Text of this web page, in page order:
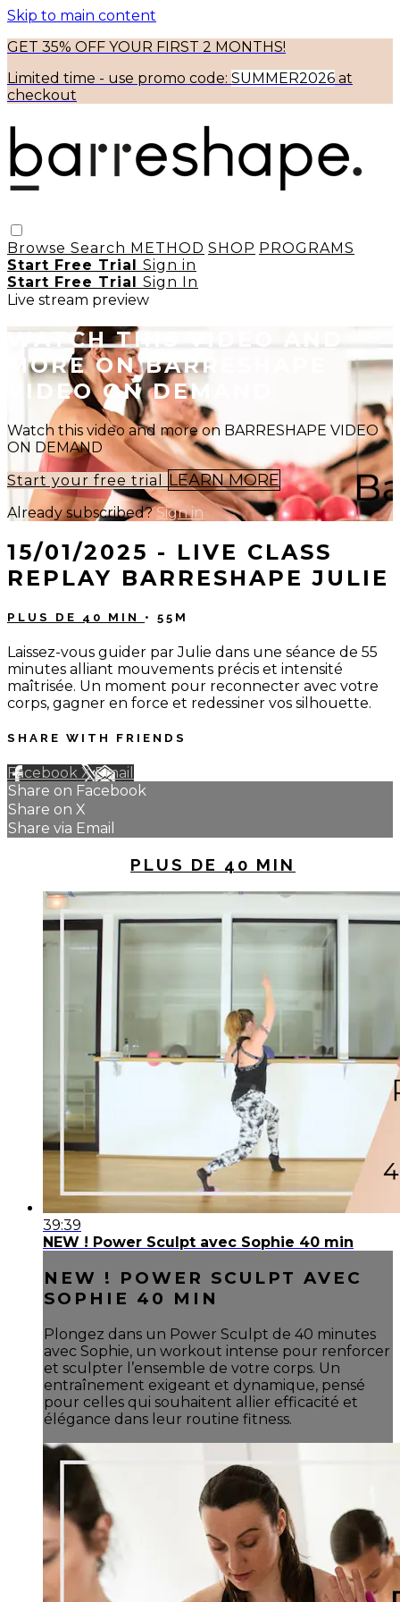
Skip to main content
GET 35% OFF YOUR FIRST 2 MONTHS!
Limited time - use promo code: SUMMER2026 at
checkout
Browse Search METHOD SHOP PROGRAMS
Start Free Trial Sign in
Start Free Trial Sign In
Live stream preview
WATCH THIS VIDEO AND
MORE ON BARRESHAPE
VIDEO ON DEMAND
Watch this video and more on BARRESHAPE VIDEO
ON DEMAND
Start your free trial
LEARN MORE
Already subscribed?Sign in
15/01/2025 - LIVE CLASS
REPLAY BARRESHAPE JULIE
PLUS DE 40 MIN • 55M
Laissez-vous guider par Julie dans une séance de 55
minutes alliant mouvements précis et intensité
maîtrisée. Un moment pour reconnecter avec votre
corps, gagner en force et redessiner vos silhouette.
SHARE WITH FRIENDS
Facebook XEmail
Share on Facebook
Share on X
Share via Email
PLUS DE 40 MIN
39:39
NEW ! Power Sculpt avec Sophie 40 min
NEW ! POWER SCULPT AVEC
SOPHIE 40 MIN
Plongez dans un Power Sculpt de 40 minutes
avec Sophie, un workout intense pour renforcer
et sculpter l’ensemble de votre corps. Un
entraînement exigeant et dynamique, pensé
pour celles qui souhaitent allier efficacité et
élégance dans leur routine fitness.